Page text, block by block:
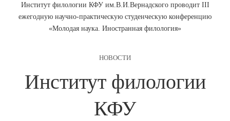
Институт филологии КФУ им.В.И.Вернадского проводит III
ежегодную научно-практическую студенческую конференцию
«Молодая наука. Иностранная филология»
НОВОСТИ
Институт филологии
КФУ